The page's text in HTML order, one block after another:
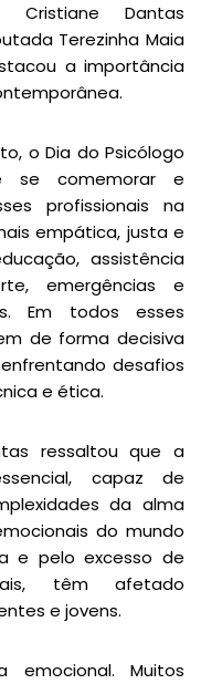
Dantas
Terezinha Maia
a importância
o Dia do Psicólogo
se comemorar e
profissionais na
empática, justa e
assistência
emergências e
Em todos esses
de forma decisiva
desafios
e ética.
ressaltou que a
capaz de
da alma
do mundo
e pelo excesso de
têm afetado
e jovens.
emocional. Muitos